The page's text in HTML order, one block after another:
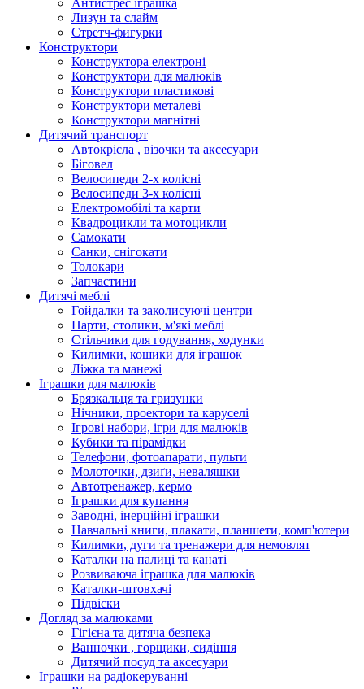
Антистрес іграшка
Лизун та слайм
Стретч-фигурки
Конструктори
Конструктора електроні
Конструктори для малюків
Конструктори пластикові
Конструктори металеві
Конструктори магнітні
Дитячий транспорт
Автокрісла , візочки та аксесуари
Біговел
Велосипеди 2-х колісні
Велосипеди 3-х колісні
Електромобілі та карти
Квадроцикли та мотоцикли
Самокати
Санки, снігокати
Толокари
Запчастини
Дитячі меблі
Гойдалки та заколисуючі центри
Парти, столики, м'які меблі
Стільчики для годування, ходунки
Килимки, кошики для іграшок
Ліжка та манежі
Іграшки для малюків
Брязкальця та гризунки
Нічники, проектори та каруселі
Ігрові набори, ігри для малюків
Кубики та пірамідки
Телефони, фотоапарати, пульти
Молоточки, дзиґи, неваляшки
Автотренажер, кермо
Іграшки для купання
Заводні, інерційні іграшки
Навчальні книги, плакати, планшети, комп'ютери
Килимки, дуги та тренажери для немовлят
Каталки на палиці та канаті
Розвиваюча іграшка для малюків
Каталки-штовхачі
Підвіски
Догляд за малюками
Гігієна та дитяча безпека
Ванночки , горщики, сидіння
Дитячий посуд та аксесуари
Іграшки на радіокеруванні